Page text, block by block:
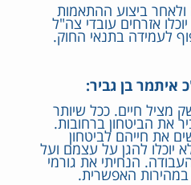
ביצוע ההתאמות
יוכלו אזרחים עובדי צה"ל
לעמידה בתנאי החוק.
איתמר בן גביר:
מציל חיים. ככל שיותר
את הביטחון ברחובות.
את חייהם לביטחון
יוכלו להגן על עצמם ועל
הנחיתי את גורמי
האפשרית.